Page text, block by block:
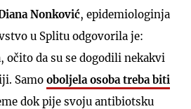
Nonković, epidemiologinja
u Splitu odgovorila je:
očito da su se dogodili nekakvi
Samo oboljela osoba treba biti
dok pije svoju antibiotsku